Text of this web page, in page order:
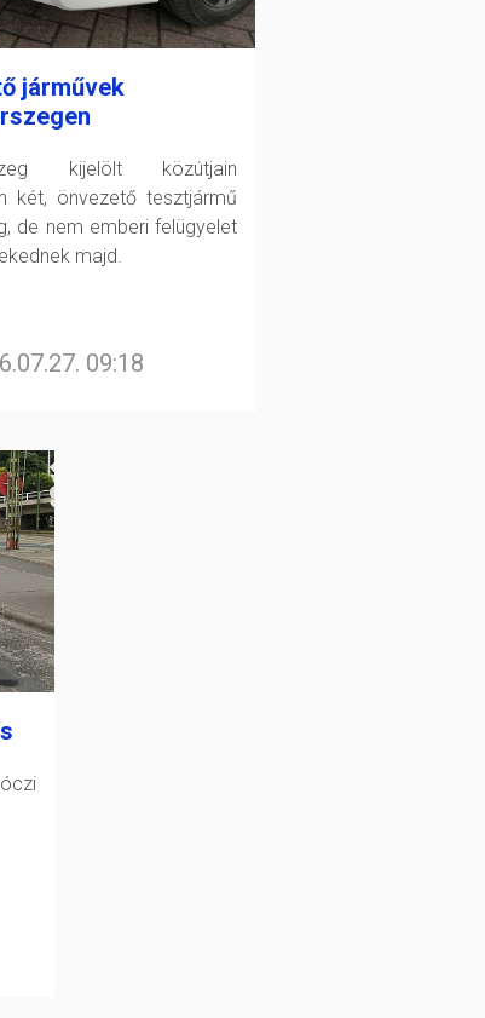
járművek
kijelölt közútjain
két, önvezető tesztjármű
de nem emberi felügyelet
majd.
09:18